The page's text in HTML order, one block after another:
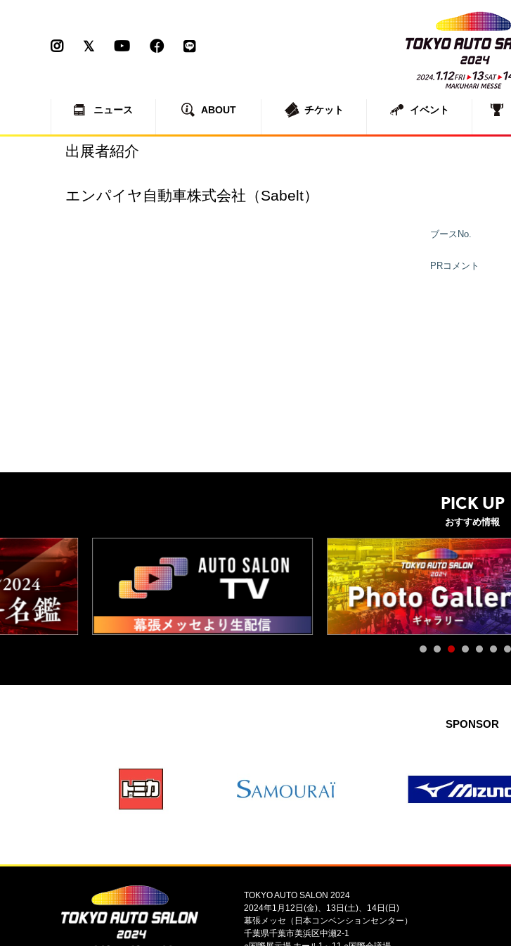
ニュース ABOUT チケット イベント
出展者紹介
エンパイヤ自動車株式会社（Sabelt）
ブースNo.
PRコメント
PICK UP
おすすめ情報
SPONSOR
TOKYO AUTO SALON 2024
2024年1月12日(金)、13日(土)、14日(日)
幕張メッセ（日本コンベンションセンター）
千葉県千葉市美浜区中瀬2-1